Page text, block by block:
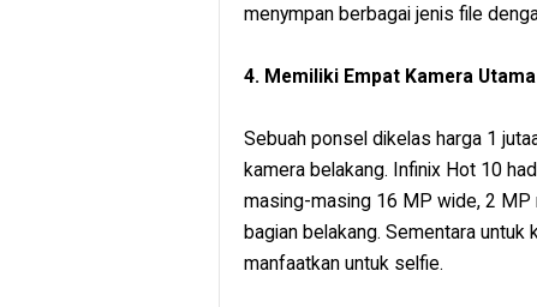
menympan berbagai jenis file
4. Memiliki Empat Kamera Utama
Sebuah ponsel dikelas harga 1
kamera belakang. Infinix Hot 10
masing-masing 16 MP wide, 2
bagian belakang. Sementara
manfaatkan untuk selfie.